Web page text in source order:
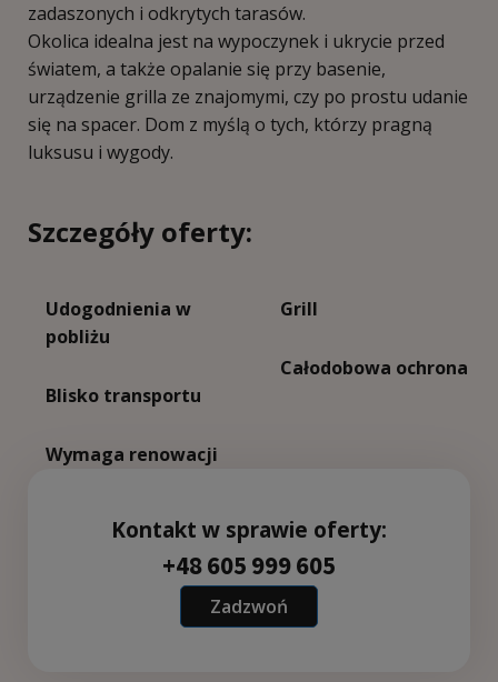
zadaszonych i odkrytych tarasów.
Okolica idealna jest na wypoczynek i ukrycie przed
światem, a także opalanie się przy basenie,
urządzenie grilla ze znajomymi, czy po prostu udanie
się na spacer. Dom z myślą o tych, którzy pragną
luksusu i wygody.
Szczegóły oferty:
Udogodnienia w
pobliżu
Blisko transportu
Wymaga renowacji
Grill
Całodobowa ochrona
Kontakt w sprawie oferty:
+48 605 999 605
Zadzwoń